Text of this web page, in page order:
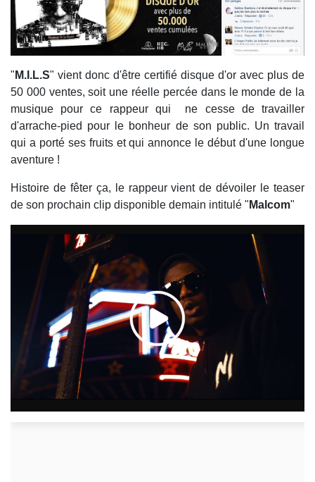
" M.I.L.S" vient donc d'être certifié disque d'or avec plus de
50 000 ventes, soit une réelle percée dans le monde de la
musique pour ce rappeur qui ne cesse de travailler
d'arrache-pied pour le bonheur de son public. Un travail
qui a porté ses fruits et qui annonce le début d'une longue
aventure !
Histoire de fêter ça, le rappeur vient de dévoiler le teaser
de son prochain clip disponible demain intitulé " Malcom"